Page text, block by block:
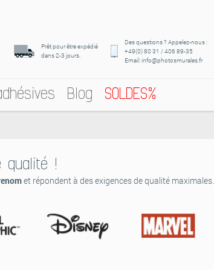
Prêt pour être expédié
dans 2-3 jours.
Des questions ? Appelez-nous :
+49(0) 80 31 / 406 89-35
Email: info@photosmurales.fr
Blog SOLDES%
qualité !
et répondent à des exigences de qualité maximales.